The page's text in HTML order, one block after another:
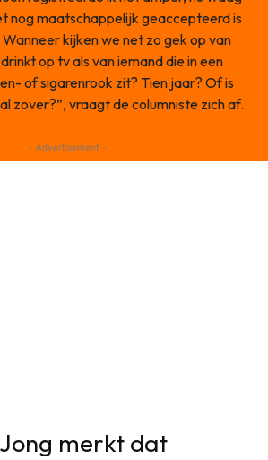
nog maatschappelijk geaccepteerd is
kijken we net zo gek op van
op tv als van iemand die in een
of sigarenrook zit? Tien jaar? Of is
zover?”, vraagt de columniste zich af.
- Advertisement -
merkt dat